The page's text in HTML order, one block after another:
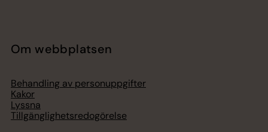
Om webbplatsen
Behandling av personuppgifter
Kakor
Lyssna
Tillgänglighetsredogörelse